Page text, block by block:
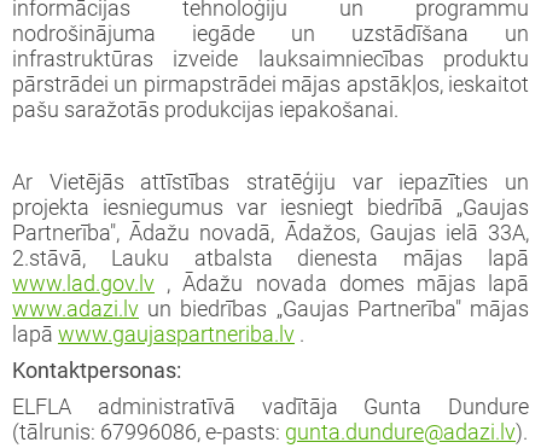
informācijas tehnoloģiju un programmu
nodrošinājuma iegāde un uzstādīšana un
infrastruktūras izveide lauksaimniecības produktu
pārstrādei un pirmapstrādei mājas apstākļos, ieskaitot
pašu saražotās produkcijas iepakošanai.
Ar Vietējās attīstības stratēģiju var iepazīties un
projekta iesniegumus var iesniegt biedrībā „Gaujas
Partnerība", Ādažu novadā, Ādažos, Gaujas ielā 33A,
2.stāvā, Lauku atbalsta dienesta mājas lapā
www.lad.gov.lv , Ādažu novada domes mājas lapā
www.adazi.lv un biedrības „Gaujas Partnerība" mājas
lapā www.gaujaspartneriba.lv .
Kontaktpersonas:
ELFLA administratīvā vadītāja Gunta Dundure
(tālrunis: 67996086, e-pasts: gunta.dundure@adazi.lv).